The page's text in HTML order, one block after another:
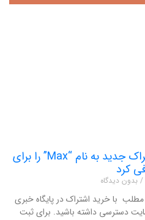
آنتروپیک امروز یک طرح اشتراک جدید به نام “Max” را برای
بدون دیدگاه
با خرید اشتراک در پایگاه خبری
دسترسی داشته باشید. برای ثبت